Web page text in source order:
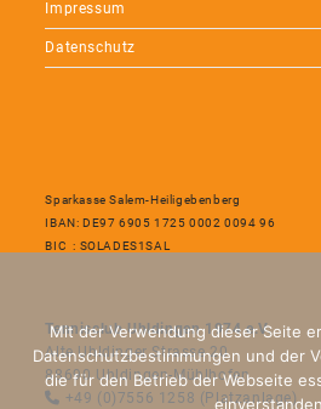
Impressum
Datenschutz
Sparkasse Salem-Heiligebenberg
IBAN: DE97 6905 1725 0002 0094 96
BIC : SOLADES1SAL
Tennisclub Uhldingen 1974 e.V.
Alte Uhldinger Strasse 20
88690 Uhldingen-Mühlhofen
+49 (0)7556 1258 (Platzanlage)
Mit der Verwendung dieser Seite
Datenschutzbestimmungen und der
die für den Betrieb der Webseite